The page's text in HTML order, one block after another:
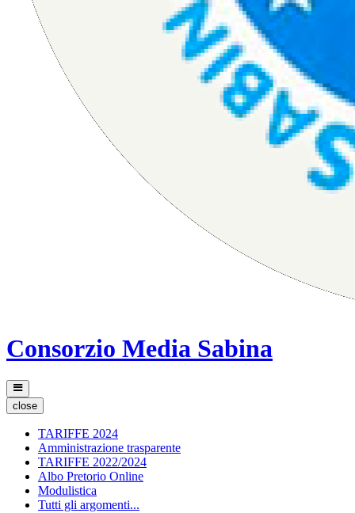
Consorzio Media Sabina
close
TARIFFE 2024
Amministrazione trasparente
TARIFFE 2022/2024
Albo Pretorio Online
Modulistica
Tutti gli argomenti...